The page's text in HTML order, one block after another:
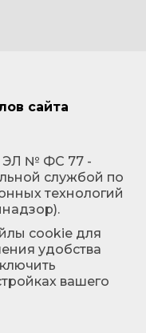
сайта
ЭЛ № ФС 77 -
службой по
технологий
cookie для
удобства
вашего